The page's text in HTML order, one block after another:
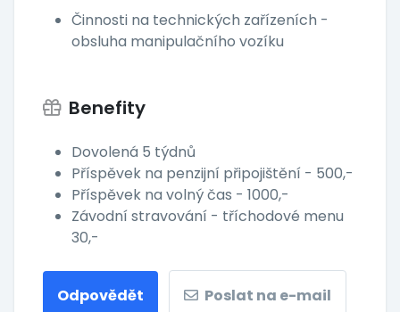
Činnosti na technických zařízeních -
obsluha manipulačního vozíku
Benefity
Dovolená 5 týdnů
Příspěvek na penzijní připojištění - 500,-
Příspěvek na volný čas - 1000,-
Závodní stravování - tříchodové menu
30,-
Odpovědět Poslat na e-mail